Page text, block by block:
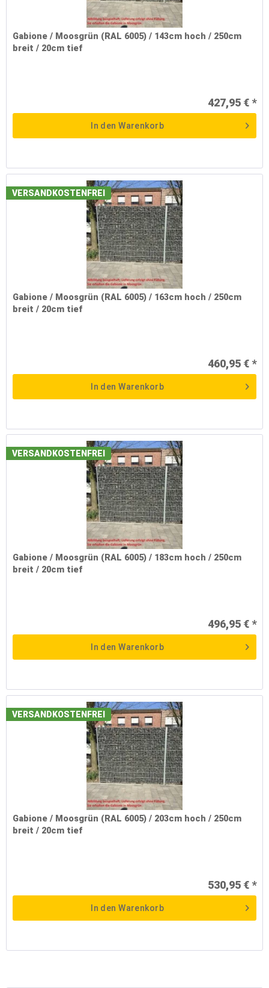
Gabione / Moosgrün (RAL 6005) / 143cm hoch / 250cm
breit / 20cm tief
427,95 € *
In den Warenkorb
VERSANDKOSTENFREI
Gabione / Moosgrün (RAL 6005) / 163cm hoch / 250cm
breit / 20cm tief
460,95 € *
In den Warenkorb
VERSANDKOSTENFREI
Gabione / Moosgrün (RAL 6005) / 183cm hoch / 250cm
breit / 20cm tief
496,95 € *
In den Warenkorb
VERSANDKOSTENFREI
Gabione / Moosgrün (RAL 6005) / 203cm hoch / 250cm
breit / 20cm tief
530,95 € *
In den Warenkorb